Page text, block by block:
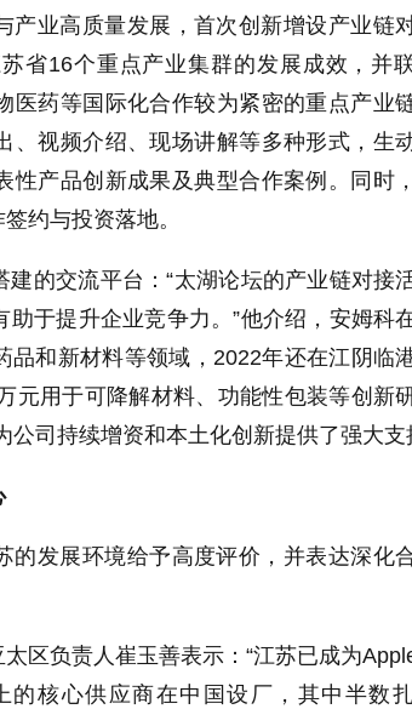
产业高质量发展，首次创新增设产业链
省16个重点产业集群的发展成效，并
医药等国际化合作较为紧密的重点产业
、视频介绍、现场讲解等多种形式，生
性产品创新成果及典型合作案例。同时
约与投资落地。
建的交流平台：“太湖论坛的产业链对接
助于提升企业竞争力。”他介绍，安姆科
和新材料等领域， 2022年还在江阴临
元用于可降解材料、功能性包装等创新
司持续增资和本土化创新提供了强大支
的发展环境给予高度评价，并表达深化
区负责人崔玉善表示： “江苏已成为
的核心供应商在中国设厂，其中半数